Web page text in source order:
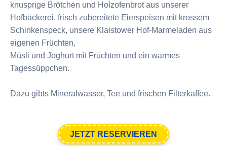
knusprige Brötchen und Holzofenbrot aus unserer
Hofbäckerei, frisch zubereitete Eierspeisen mit krossem
Schinkenspeck, unsere Klaistower Hof-Marmeladen aus
eigenen Früchten,
Müsli und Joghurt mit Früchten und ein warmes
Tagessüppchen.
Dazu gibts Mineralwasser, Tee und frischen Filterkaffee.
JETZT RESERVIEREN